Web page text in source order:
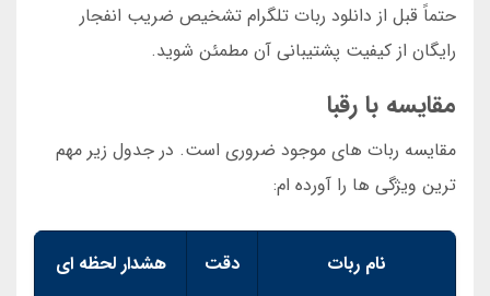
حتماً قبل از دانلود ربات تلگرام تشخیص ضریب انفجار
رایگان از کیفیت پشتیبانی آن مطمئن شوید.
مقایسه با رقبا
مقایسه ربات های موجود ضروری است. در جدول زیر مهم
ترین ویژگی ها را آورده ام:
نام ربات دقت هشدار لحظه ای